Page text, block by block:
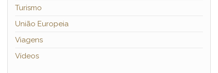
Turismo
União Europeia
Viagens
Vídeos